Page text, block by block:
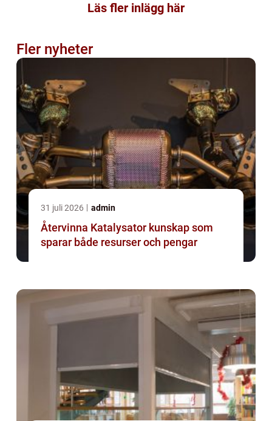
Läs fler inlägg här
Fler nyheter
31 juli 2026 admin
Återvinna Katalysator kunskap som
sparar både resurser och pengar